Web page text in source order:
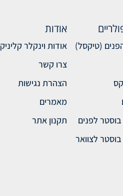
(טיקסל)
לפנים
לצוואר
אודות
אודות וינקלר קליניק
צרו קשר
הצהרת נגישות
מאמרים
תקנון אתר